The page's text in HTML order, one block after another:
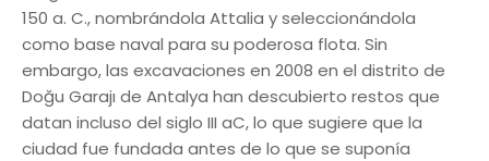
150 a. C., nombrándola Attalia y seleccionándola
como base naval para su poderosa flota. Sin
embargo, las excavaciones en 2008 en el distrito de
Doğu Garajı de Antalya han descubierto restos que
datan incluso del siglo III aC, lo que sugiere que la
ciudad fue fundada antes de lo que se suponía